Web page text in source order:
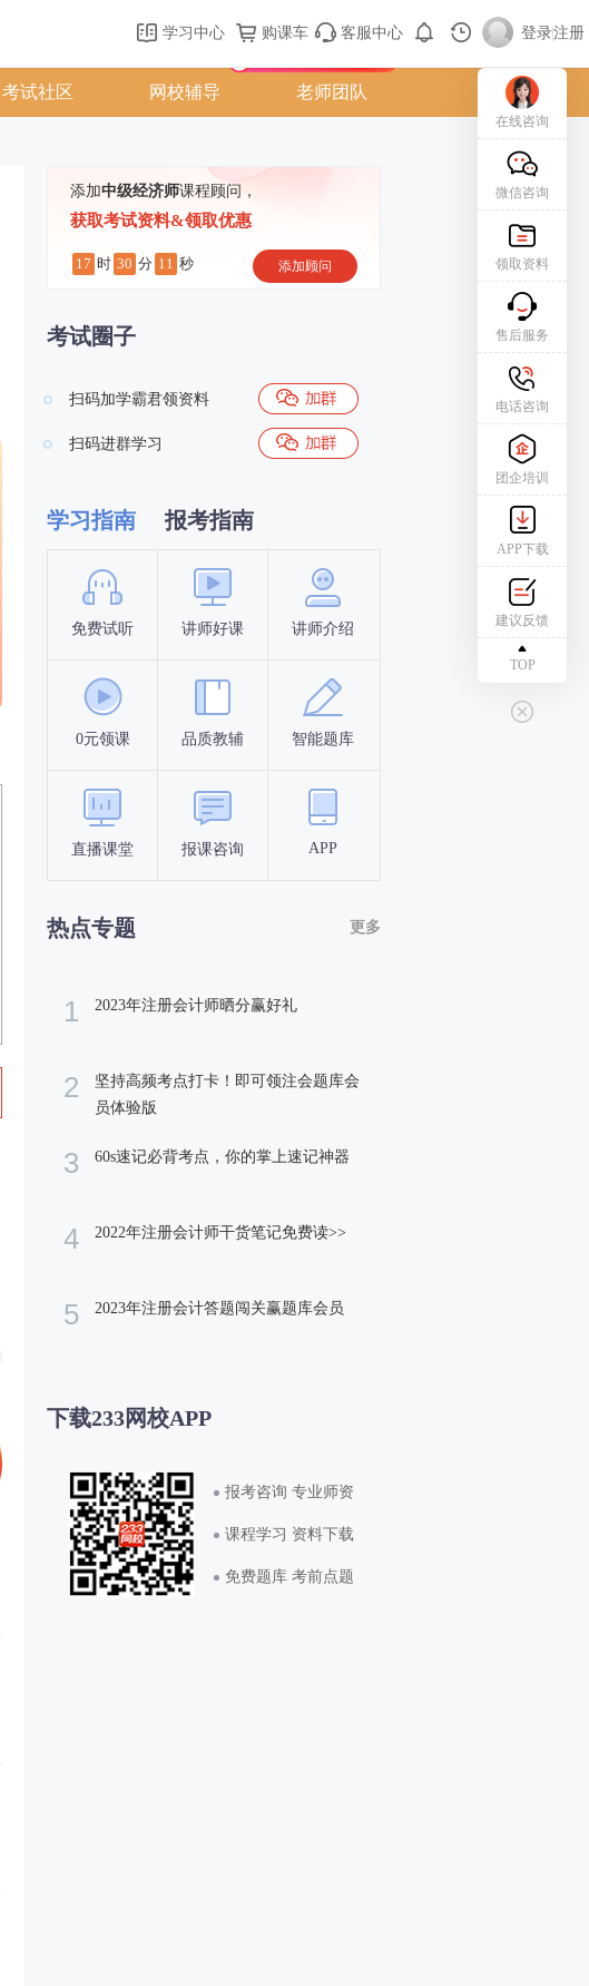
购课车 登录/注册
学习中心 购课车 客服中心 登录|注册
考试社区 网校辅导 老师团队
添加中级经济师课程顾问，
获取考试资料&领取优惠
17 时 30 分 10 秒 添加顾问
考试圈子
扫码加学霸君领资料
扫码进群学习
学习指南 报考指南
免费试听 讲师好课 讲师介绍
0元领课 品质教辅 智能题库
直播课堂 报课咨询 APP
报名时间
热点专题 更多
1 2023年注册会计师晒分赢好礼
2
坚持高频考点打卡！即可领注会题库会
员体验版
3 60s速记必背考点，你的掌上速记神器
4 2022年注册会计师干货笔记免费读>>
5 2023年注册会计答题闯关赢题库会员
下载233网校APP
报考咨询 专业师资
课程学习 资料下载
免费题库 考前点题
在线咨询
微信咨询
领取资料
售后服务
电话咨询
团企培训
APP下载
建议反馈
TOP